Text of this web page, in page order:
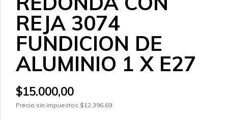
REJA 3074
FUNDICION DE
ALUMINIO 1 X E27
$15.000,00
Precio sin impuestos $12.396,69